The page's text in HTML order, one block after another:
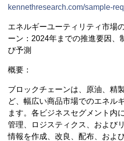
kennethresearch.com/sample-
エネルギーユーティリティ市場
ーン：2024年までの推進要因、
び予測
概要：
ブロックチェーンは、原油、精
ど、幅広い商品市場でのエネル
ます。各ビジネスセグメント内
管理、ロジスティクス、および
情報を作成、改良、配布、およ